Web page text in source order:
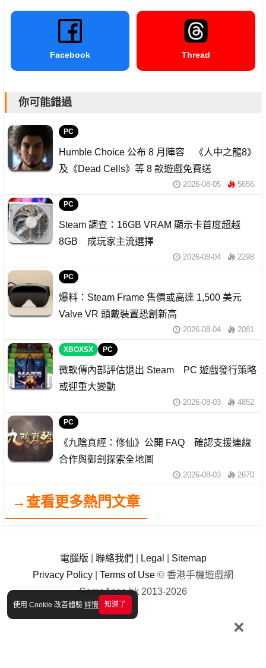
使用 Cookie 改善體驗 詳情 知道了
×
Facebook Thread
你可能錯過
PC
Humble Choice 公布 8 月陣容 《人中之龍8》
及《Dead Cells》等 8 款遊戲免費送
2026-08-05 5656
PC
Steam 調查：16GB VRAM 顯示卡首度超越
8GB 成玩家主流選擇
2026-08-04 2298
PC
爆料：Steam Frame 售價或高達 1,500 美元
Valve VR 頭戴裝置恐創新高
2026-08-04 2081
XBOXSX PC
微軟傳內部評估退出 Steam PC 遊戲發行策略
或迎重大變動
2026-08-03 4852
PC
《九陰真經：修仙》公開 FAQ 確認支援連線
合作與御劍探索全地圖
2026-08-03 2670
→查看更多熱門文章
電腦版 聯絡我們 Legal
Sitemap
Privacy Policy
Terms of Use © 香港手機遊戲網
GameApps.hk 2013-2026